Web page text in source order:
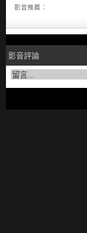
影音推薦：
影音評論